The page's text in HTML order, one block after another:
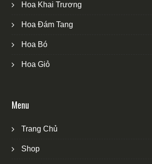
Hoa Khai Trương
Hoa Đám Tang
Hoa Bó
Hoa Giỏ
Menu
Trang Chủ
Shop